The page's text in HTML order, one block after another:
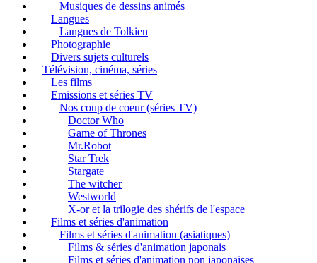
Musiques de dessins animés
Langues
Langues de Tolkien
Photographie
Divers sujets culturels
Télévision, cinéma, séries
Les films
Emissions et séries TV
Nos coup de coeur (séries TV)
Doctor Who
Game of Thrones
Mr.Robot
Star Trek
Stargate
The witcher
Westworld
X-or et la trilogie des shérifs de l'espace
Films et séries d'animation
Films et séries d'animation (asiatiques)
Films & séries d'animation japonais
Films et séries d'animation non japonaises